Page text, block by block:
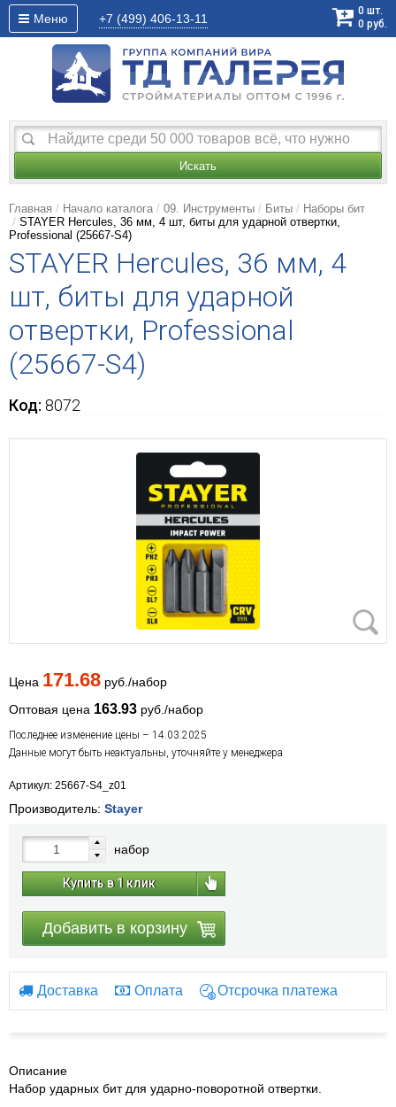
Меню +7 (499) 406-13-11
0 шт.
0 руб.
Искать
Главная Начало каталога 09. Инструменты Биты
Наборы бит
STAYER Hercules, 36 мм, 4 шт, биты для ударной отвертки,
Professional (25667-S4)
STAYER Hercules, 36 мм, 4
шт, биты для ударной
отвертки, Professional
(25667-S4)
Код: 8072
Цена 171.68 руб./набор
Оптовая цена 163.93 руб./набор
Последнее изменение цены – 14.03.2025
Данные могут быть неактуальны, уточняйте у менеджера
Артикул: 25667-S4_z01
Производитель: Stayer
набор
Купить в 1 клик
Добавить в корзину
Доставка Оплата Отсрочка платежа
Описание
Набор ударных бит для ударно-поворотной отвертки.